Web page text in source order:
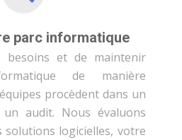
parc informatique
besoins et de maintenir
de manière
procèdent dans un
audit. Nous évaluons
solutions logicielles, votre